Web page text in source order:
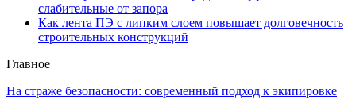
слабительные от запора
Как лента ПЭ с липким слоем повышает долговечность
строительных конструкций
Главное
На страже безопасности: современный подход к экипировке